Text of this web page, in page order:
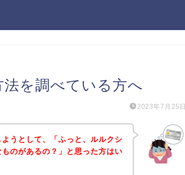
を調べている方へ
2023年7月25日
うとして、「ふっと、ルルクシ
のがあるの？」と思った方はい